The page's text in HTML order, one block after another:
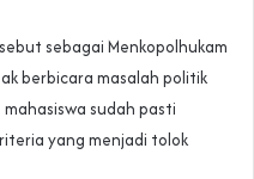
sebagai Menkopolhukam
berbicara masalah politik
sudah pasti
yang menjadi tolok